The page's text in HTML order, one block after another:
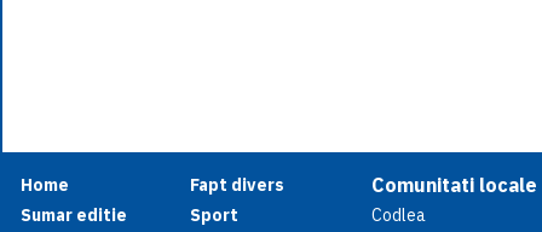
Home
Sumar editie
Fapt divers
Sport
Comunitati locale
Codlea